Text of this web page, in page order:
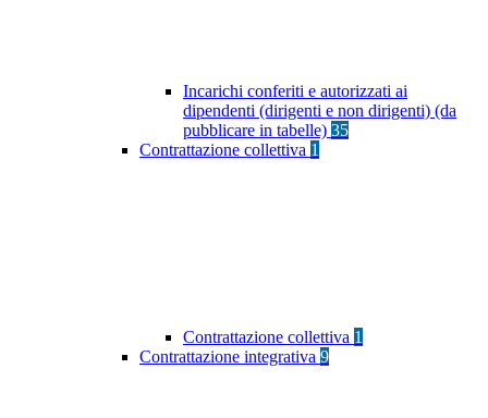
Incarichi conferiti e autorizzati ai
dipendenti (dirigenti e non dirigenti) (da
pubblicare in tabelle) 35
Contrattazione collettiva 1
Contrattazione collettiva 1
Contrattazione integrativa 9